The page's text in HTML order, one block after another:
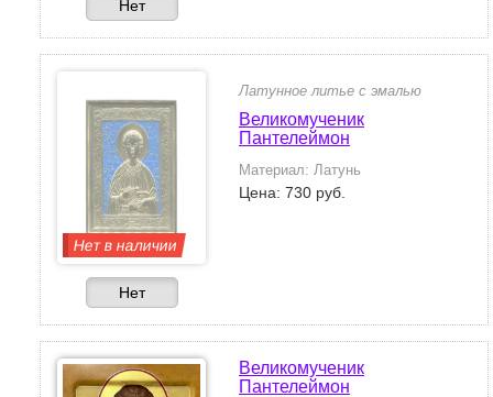
Нет
Нет в наличии
Нет
Латунное литье с эмалью
Великомученик
Пантелеймон
Материал: Латунь
Цена: 730 руб.
Великомученик
Пантелеймон